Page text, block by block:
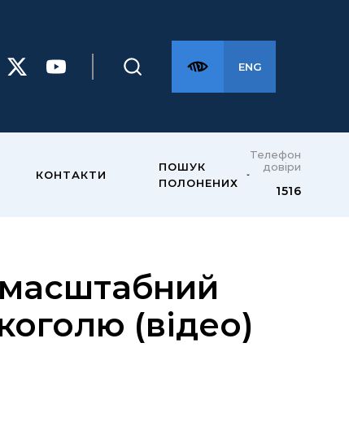
ENG
КОНТАКТИ
ПОШУК
ПОЛОНЕНИХ
Телефон
довіри
1516
(відео)